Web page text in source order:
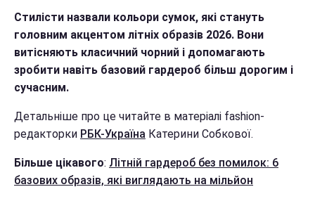
Стилісти назвали кольори сумок, які стануть
головним акцентом літніх образів 2026. Вони
витісняють класичний чорний і допомагають
зробити навіть базовий гардероб більш дорогим і
сучасним.
Детальніше про це читайте в матеріалі fashion-
редакторки РБК-Україна Катерини Собкової.
Більше цікавого: Літній гардероб без помилок: 6
базових образів, які виглядають на мільйон